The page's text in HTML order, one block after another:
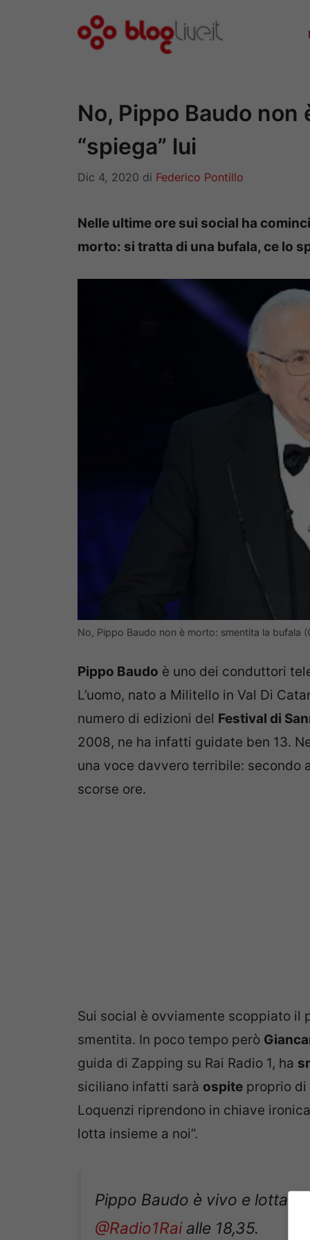
No, Pippo Baudo
“spiega” lui
Dic 4, 2020 di Federico Pontillo
Nelle ultime ore sui social ha
morto: si tratta di una bufala, ce lo
No, Pippo Baudo non è morto: smentita la bufala
Pippo Baudo è uno dei conduttori
L’uomo, nato a Militello in Val Di
numero di edizioni del Festival di
2008, ne ha infatti guidate ben 13.
una voce davvero terribile: secondo
scorse ore.
Sui social è ovviamente scoppiato il
smentita. In poco tempo però
guida di Zapping su Rai Radio 1, ha
siciliano infatti sarà ospite proprio di
Loquenzi riprendono in chiave
lotta insieme a noi”.
Pippo Baudo è vivo e lotta
@Radio1Raialle 18,35.